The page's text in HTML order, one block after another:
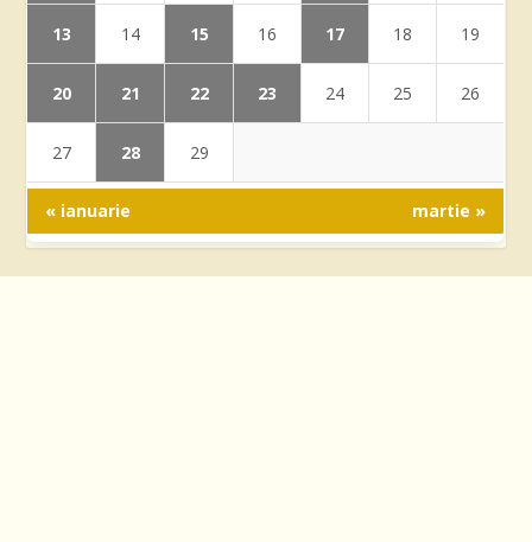
13 14 15 16 17 18 19
20 21 22 23 24 25 26
27 28 29
« ianuarie martie »